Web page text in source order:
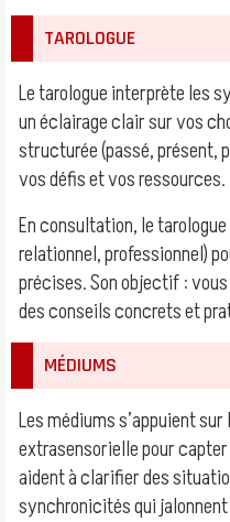
TAROLOGUE
Le tarologue interprète les
un éclairage clair sur vos
structurée (passé, présent,
vos défis et vos ressources.
En consultation, le
relationnel, professionnel)
précises. Son objectif :
des conseils concrets et
MÉDIUMS
Les médiums s’appuient
extrasensorielle pour
aident à clarifier des
synchronicités qui